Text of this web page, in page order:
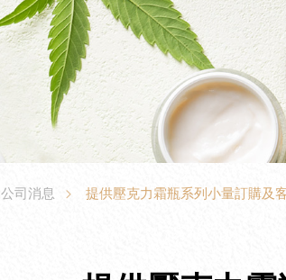
公司消息 提供壓克力霜瓶系列小量訂購及